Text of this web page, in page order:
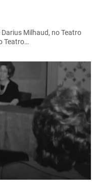
Milhaud, no Teatro
Teatro…